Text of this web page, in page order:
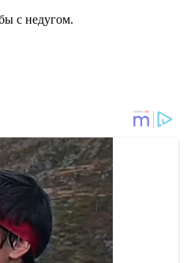
с недугом.